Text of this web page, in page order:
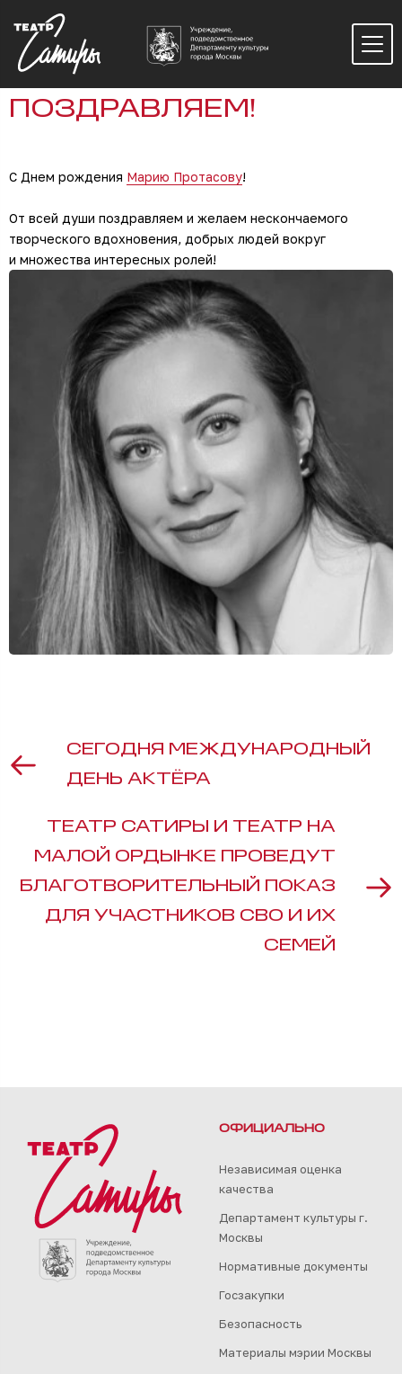
ПОЗДРАВЛЯЕМ!
С Днем рождения Марию Протасову!
От всей души поздравляем и желаем нескончаемого
творческого вдохновения, добрых людей вокруг
и множества интересных ролей!
СЕГОДНЯ МЕЖДУНАРОДНЫЙ
ДЕНЬ АКТЁРА
ТЕАТР САТИРЫ И ТЕАТР НА
МАЛОЙ ОРДЫНКЕ ПРОВЕДУТ
БЛАГОТВОРИТЕЛЬНЫЙ ПОКАЗ
ДЛЯ УЧАСТНИКОВ СВО И ИХ
СЕМЕЙ
ОФИЦИАЛЬНО
Независимая оценка
качества
Департамент культуры г.
Москвы
Нормативные документы
Госзакупки
Безопасность
Материалы мэрии Москвы